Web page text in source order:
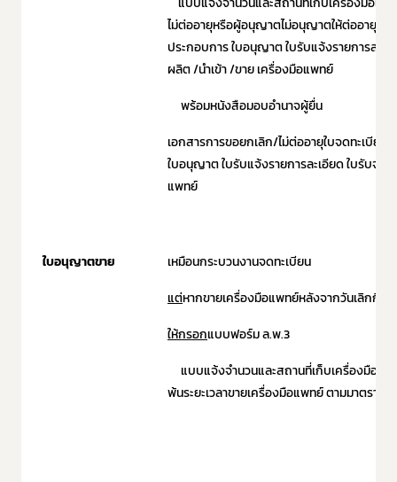
ไม่ต่ออายุหรือผู้อนุญาตไม่อนุญาตให้ต่ออายุใบ
ประกอบการ ใบอนุญาต ใบรับแจ้งรายการละเ
ผลิต /นำเข้า /ขาย เครื่องมือแพทย์
พร้อมหนังสือมอบอำนาจผู้ยื่น
เอกสารการขอยกเลิก/ไม่ต่ออายุใบจดทะเบียน
ใบอนุญาต ใบรับแจ้งรายการละเอียด ใบรับจด
แพทย์
ใบอนุญาตขาย
เหมือนกระบวนงานจดทะเบียน
แต่หากขายเครื่องมือแพทย์หลังจากวันเลิกกิจ
ให้กรอกแบบฟอร์ม ล.พ.3
แบบแจ้งจำนวนและสถานที่เก็บเครื่องมือแพ
พ้นระยะเวลาขายเครื่องมือแพทย์ ตามมาตรา
Subscribe
ข่าวประชาสัมพันธ์ทั่วไป